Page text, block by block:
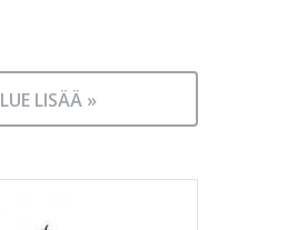
LUE LISÄÄ »